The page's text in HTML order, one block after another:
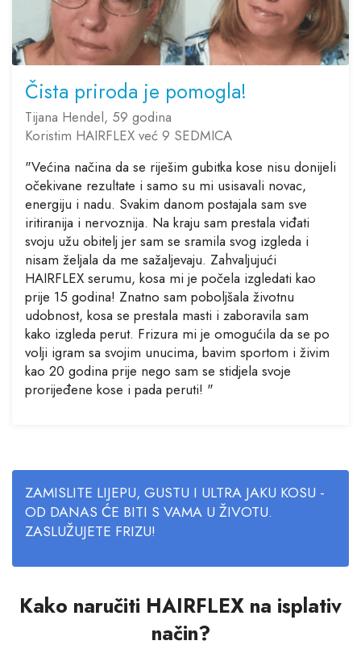
Čista priroda je pomogla!
Tijana Hendel, 59 godina
Koristim HAIRFLEX već 9 SEDMICA
"Većina načina da se riješim gubitka kose nisu donijeli
očekivane rezultate i samo su mi usisavali novac,
energiju i nadu. Svakim danom postajala sam sve
iritiranija i nervoznija. Na kraju sam prestala viđati
svoju užu obitelj jer sam se sramila svog izgleda i
nisam željala da me sažaljevaju. Zahvaljujući
HAIRFLEX serumu, kosa mi je počela izgledati kao
prije 15 godina! Znatno sam poboljšala životnu
udobnost, kosa se prestala masti i zaboravila sam
kako izgleda perut. Frizura mi je omogućila da se po
volji igram sa svojim unucima, bavim sportom i živim
kao 20 godina prije nego sam se stidjela svoje
prorijeđene kose i pada peruti! "
ZAMISLITE LIJEPU, GUSTU I ULTRA JAKU KOSU -
OD DANAS ĆE BITI S VAMA U ŽIVOTU.
ZASLUŽUJETE FRIZU!
Kako naručiti HAIRFLEX na isplativ
način?